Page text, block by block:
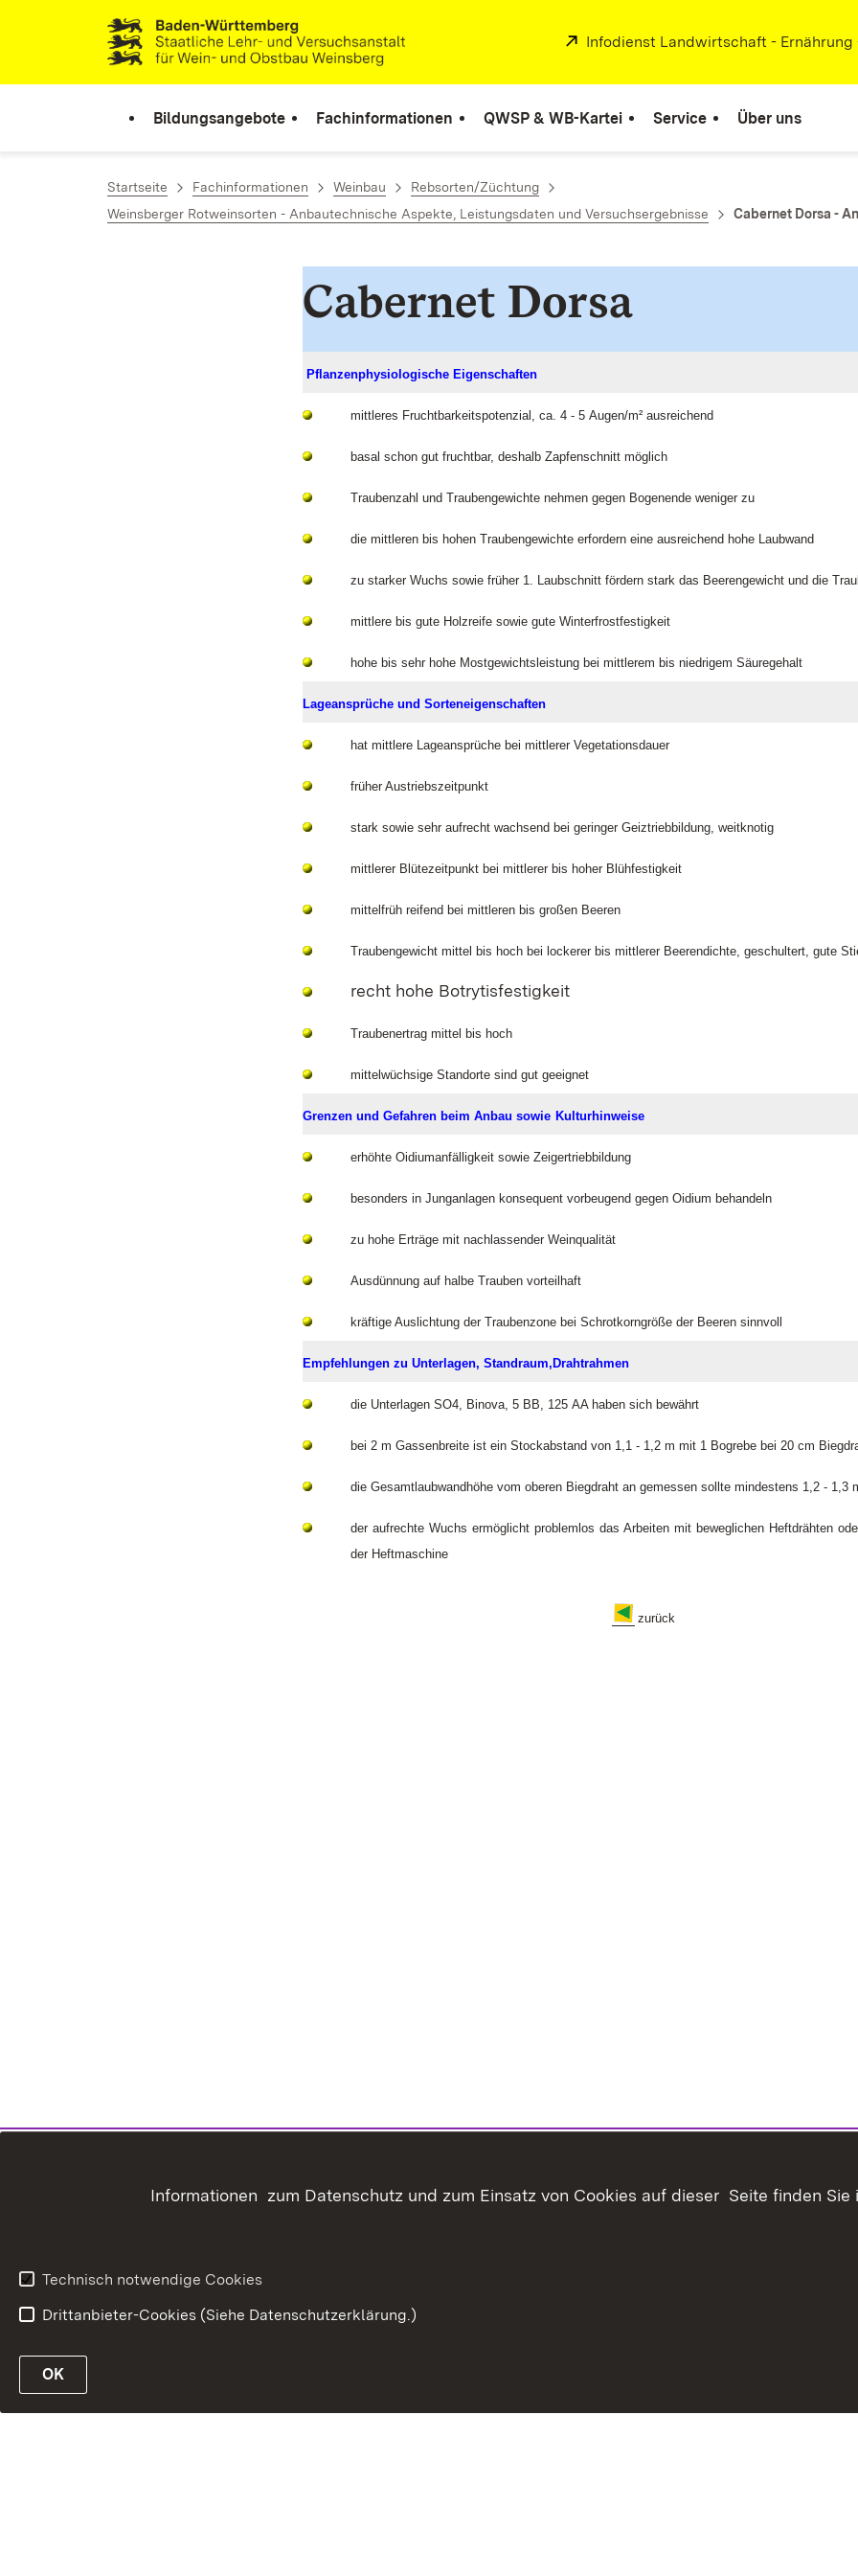
Zum Inhalt springen
Link zur Startseite
Extern:
Infodienst Landwirtschaft - Ernährung
Bildungsangebote Fachinformationen QWSP & WB-Kartei Service Über uns
Startseite Fachinformationen Weinbau
Rebsorten/Züchtung
Weinsberger Rotweinsorten - Anbautechnische Aspekte, Leistungsdaten und Versuchsergebnisse
Cabernet Dorsa -
Cabernet Dorsa
Pflanzenphysiologische Eigenschaften
mittleres Fruchtbarkeitspotenzial, ca. 4 - 5 Augen/m² ausreichend
basal schon gut fruchtbar, deshalb Zapfenschnitt möglich
Traubenzahl und Traubengewichte nehmen gegen Bogenende weniger zu
die mittleren bis hohen Traubengewichte erfordern eine ausreichend hohe Laubwand
zu starker Wuchs sowie früher 1. Laubschnitt fördern stark das Beerengewicht und die
mittlere bis gute Holzreife sowie gute Winterfrostfestigkeit
hohe bis sehr hohe Mostgewichtsleistung bei mittlerem bis niedrigem Säuregehalt
Lageansprüche und Sorteneigenschaften
hat mittlere Lageansprüche bei mittlerer Vegetationsdauer
früher Austriebszeitpunkt
stark sowie sehr aufrecht wachsend bei geringer Geiztriebbildung, weitknotig
mittlerer Blütezeitpunkt bei mittlerer bis hoher Blühfestigkeit
mittelfrüh reifend bei mittleren bis großen Beeren
Traubengewicht mittel bis hoch bei lockerer bis mittlerer Beerendichte, geschultert, gute
recht hohe Botrytisfestigkeit
Traubenertrag mittel bis hoch
mittelwüchsige Standorte sind gut geeignet
Grenzen und Gefahren beim Anbau sowie Kulturhinweise
erhöhte Oidiumanfälligkeit sowie Zeigertriebbildung
besonders in Junganlagen konsequent vorbeugend gegen Oidium behandeln
zu hohe Erträge mit nachlassender Weinqualität
Ausdünnung auf halbe Trauben vorteilhaft
kräftige Auslichtung der Traubenzone bei Schrotkorngröße der Beeren sinnvoll
Empfehlungen zu Unterlagen, Standraum, Drahtrahmen
die Unterlagen SO4, Binova, 5 BB, 125 AA haben sich bewährt
bei 2 m Gassenbreite ist ein Stockabstand von 1,1 - 1,2 m mit 1 Bogrebe bei 20 cm
die Gesamtlaubwandhöhe vom oberen Biegdraht an gemessen sollte mindestens 1,2 - 1,3
der aufrechte Wuchs ermöglicht problemlos das Arbeiten mit beweglichen Heftdrähten
der Heftmaschine
zurück
Informationen zum Datenschutz und zum Einsatz von Cookies auf dieser Seite finden Sie
Technisch notwendige Cookies
Drittanbieter-Cookies (Siehe Datenschutzerklärung.)
OK